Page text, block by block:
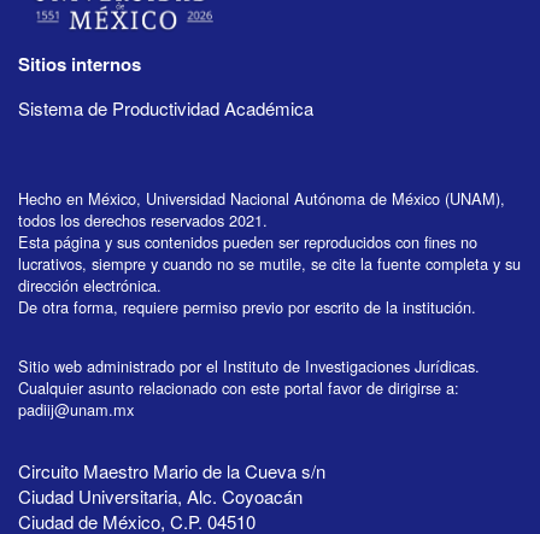
Sitios internos
Sistema de Productividad Académica
Hecho en México, Universidad Nacional Autónoma de México (UNAM),
todos los derechos reservados 2021.
Esta página y sus contenidos pueden ser reproducidos con fines no
lucrativos, siempre y cuando no se mutile, se cite la fuente completa y su
dirección electrónica.
De otra forma, requiere permiso previo por escrito de la institución.
Sitio web administrado por el Instituto de Investigaciones Jurídicas.
Cualquier asunto relacionado con este portal favor de dirigirse a:
padiij@unam.mx
Circuito Maestro Mario de la Cueva s/n
Ciudad Universitaria, Alc. Coyoacán
Ciudad de México, C.P. 04510